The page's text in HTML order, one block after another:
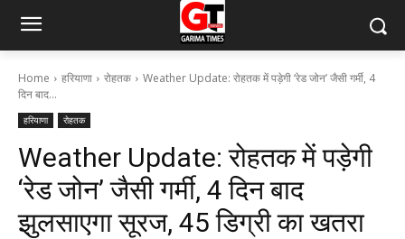
Home हरियाणा रोहतक
Weather Update: रोहतक में पड़ेगी ‘रेड जोन’ जैसी गर्मी, 4
दिन बाद...
हरियाणा रोहतक
Weather Update: रोहतक में पड़ेगी
‘रेड जोन’ जैसी गर्मी, 4 दिन बाद
झुलसाएगा सूरज, 45 डिग्री का खतरा